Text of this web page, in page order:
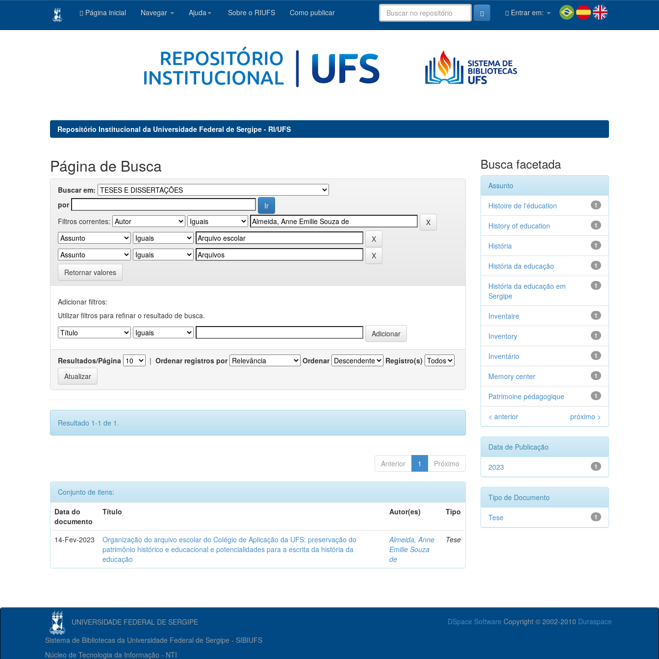
Página inicial Navegar Ajuda Sobre o RIUFS Como publicar Entrar em:
Repositório Institucional da Universidade Federal de Sergipe - RI/UFS
Página de Busca
Buscar em:
por
Filtros correntes:
Retornar valores
Adicionar filtros:
Utilizar filtros para refinar o resultado de busca.
Resultados/Página | Ordenar registros por Ordenar Registro(s)
Resultado 1-1 de 1.
Anterior 1 Próximo
Conjunto de itens:
Data do
documento
Título Autor(es) Tipo
14-Fev-2023
Organização do arquivo escolar do Colégio de Aplicação da UFS: preservação do
patrimônio histórico e educacional e potencialidades para a escrita da história da
educação
Almeida, Anne
Emilie Souza
de
Tese
Busca facetada
Assunto
1
Histoire de l'éducation
1
History of education
1
História
1
História da educação
1
História da educação em
Sergipe
1
Inventaire
1
Inventory
1
Inventário
1
Memory center
1
Patrimoine pédagogique
< anterior próximo >
Data de Publicação
1
2023
Tipo de Documento
1
Tese
UNIVERSIDADE FEDERAL DE SERGIPE DSpace Software Copyright © 2002-2010 Duraspace
Sistema de Bibliotecas da Universidade Federal de Sergipe - SIBIUFS
Núcleo de Tecnologia da Informação - NTI